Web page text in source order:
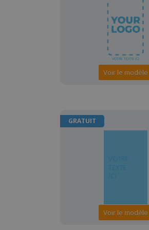
Voir le modèle
GRATUIT
Voir le modèle